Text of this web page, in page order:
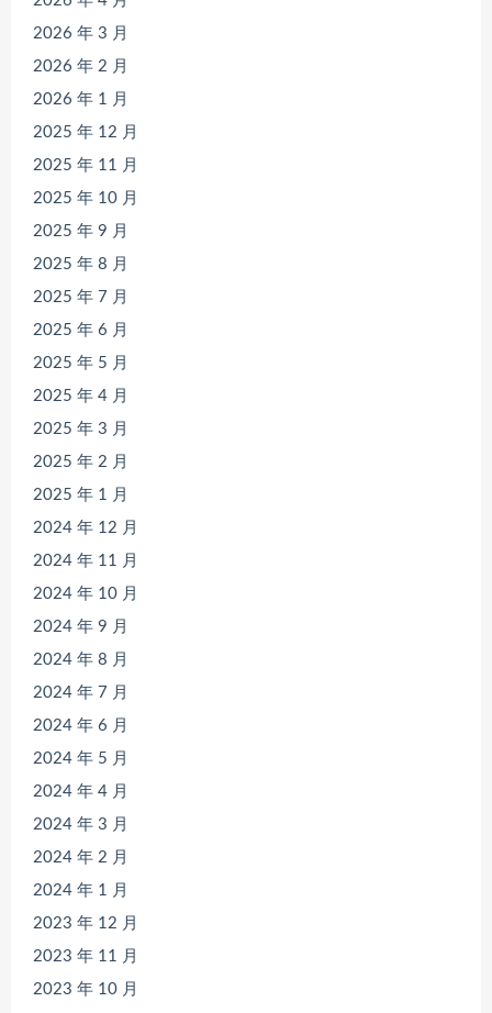
2026 年 3 月
2026 年 2 月
2026 年 1 月
2025 年 12 月
2025 年 11 月
2025 年 10 月
2025 年 9 月
2025 年 8 月
2025 年 7 月
2025 年 6 月
2025 年 5 月
2025 年 4 月
2025 年 3 月
2025 年 2 月
2025 年 1 月
2024 年 12 月
2024 年 11 月
2024 年 10 月
2024 年 9 月
2024 年 8 月
2024 年 7 月
2024 年 6 月
2024 年 5 月
2024 年 4 月
2024 年 3 月
2024 年 2 月
2024 年 1 月
2023 年 12 月
2023 年 11 月
2023 年 10 月